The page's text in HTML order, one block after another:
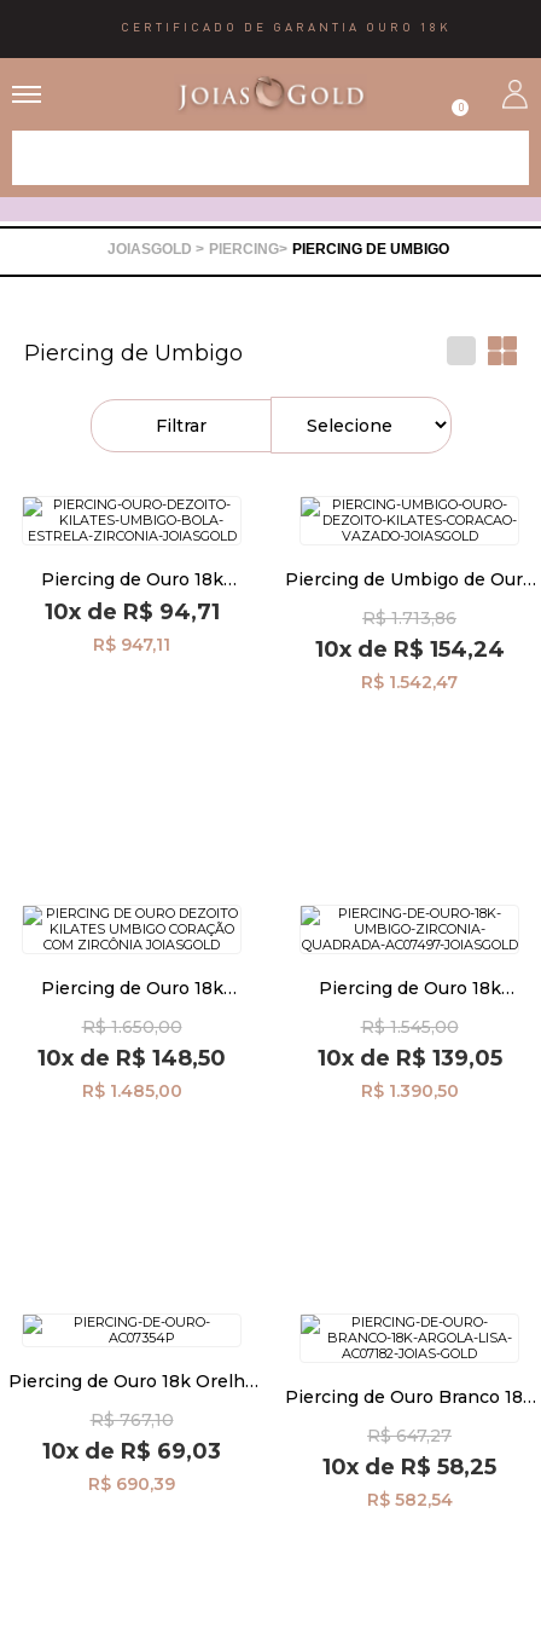
CERTIFICADO DE GARANTIA OURO 18K
0
PIERCING PIERCING DE UMBIGO
Piercing de Umbigo
Filtrar
Piercing de Ouro 18k
Umbigo Bola e Estrela com
Zircônia ac07597
10xde R$ 94,71
R$ 947,11
Piercing de Umbigo de Ouro
R$ 1.713,86
10xde R$ 154,24
R$ 1.542,47
Piercing de Ouro 18k
Zircônia ac07506
R$ 1.650,00
10x de R$ 148,50
R$ 1.485,00
Piercing de Ouro 18k
ac07497
R$ 1.545,00
10xde R$ 139,05
R$ 1.390,50
Piercing de Ouro 18k Orelha
R$ 767,10
10x de R$ 69,03
R$ 690,39
Piercing de Ouro Branco 18k
R$ 647,27
10x de R$ 58,25
R$ 582,54
Anéis
Pingentes
Pulseiras
OFERTAS